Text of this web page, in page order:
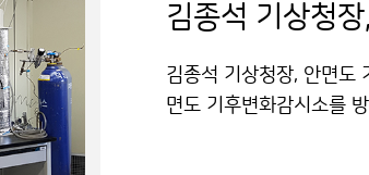
김종석 기상청장, 안면도
면도 기후변화감시소를